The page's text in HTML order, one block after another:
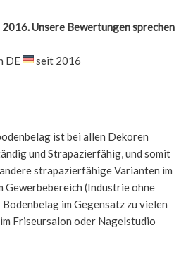
Unsere Bewertungen sprechen
DE
seit 2016
ist bei allen Dekoren
und Strapazierfähig, und somit
strapazierfähige Varianten im
Gewerbebereich (Industrie ohne
im Gegensatz zu vielen
Friseursalon oder Nagelstudio